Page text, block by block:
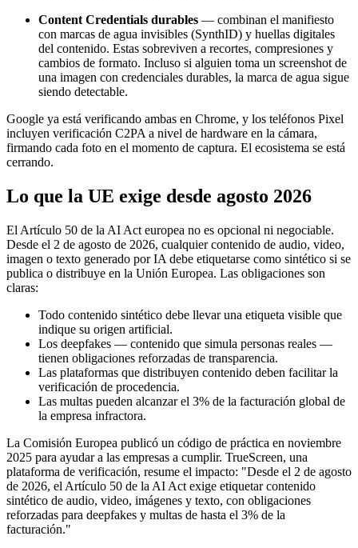
Content Credentials durables — combinan el manifiesto
con marcas de agua invisibles (SynthID) y huellas digitales
del contenido. Estas sobreviven a recortes, compresiones y
cambios de formato. Incluso si alguien toma un screenshot de
una imagen con credenciales durables, la marca de agua sigue
siendo detectable.
Google ya está verificando ambas en Chrome, y los teléfonos Pixel
incluyen verificación C2PA a nivel de hardware en la cámara,
firmando cada foto en el momento de captura. El ecosistema se está
cerrando.
Lo que la UE exige desde agosto 2026
El Artículo 50 de la AI Act europea no es opcional ni negociable.
Desde el 2 de agosto de 2026, cualquier contenido de audio, video,
imagen o texto generado por IA debe etiquetarse como sintético si se
publica o distribuye en la Unión Europea. Las obligaciones son
claras:
Todo contenido sintético debe llevar una etiqueta visible que
indique su origen artificial.
Los deepfakes — contenido que simula personas reales —
tienen obligaciones reforzadas de transparencia.
Las plataformas que distribuyen contenido deben facilitar la
verificación de procedencia.
Las multas pueden alcanzar el 3% de la facturación global de
la empresa infractora.
La Comisión Europea publicó un código de práctica en noviembre
2025 para ayudar a las empresas a cumplir. TrueScreen, una
plataforma de verificación, resume el impacto: "Desde el 2 de agosto
de 2026, el Artículo 50 de la AI Act exige etiquetar contenido
sintético de audio, video, imágenes y texto, con obligaciones
reforzadas para deepfakes y multas de hasta el 3% de la
facturación."